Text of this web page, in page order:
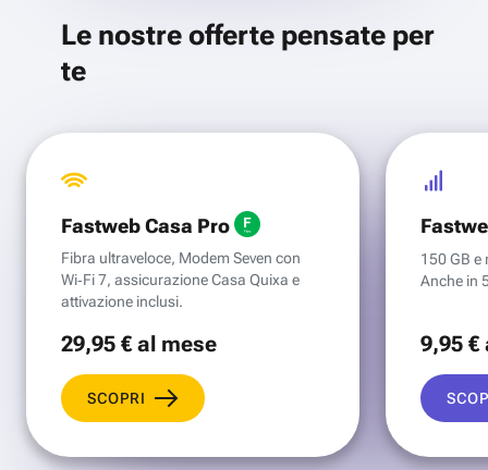
Le nostre offerte pensate per
te
Fastweb Casa Pro
Fibra ultraveloce, Modem Seven con
Wi‑Fi 7, assicurazione Casa Quixa e
attivazione inclusi.
29,95 €al mese
SCOPRI
150 GB e
Anche in
9,95 €